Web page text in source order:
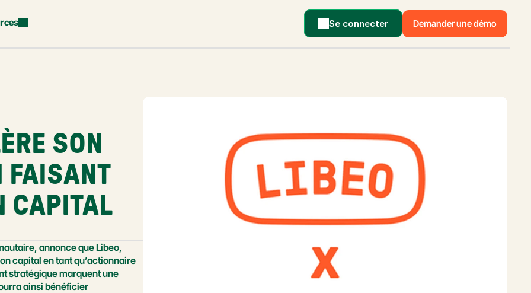
Se connecter Demander une démo
SON
FAISANT
CAPITAL
annonce que Libeo,
capital en tant qu’actionnaire
stratégique marquent une
ainsi bénéficier